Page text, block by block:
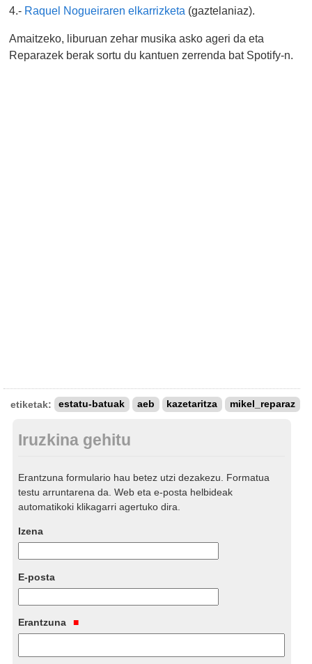
4.- Raquel Nogueiraren elkarrizketa (gaztelaniaz).
Amaitzeko, liburuan zehar musika asko ageri da eta
Reparazek berak sortu du kantuen zerrenda bat Spotify-n.
etiketak: estatu-batuak aeb kazetaritza mikel_reparaz
Iruzkina gehitu
Erantzuna formulario hau betez utzi dezakezu. Formatua
testu arruntarena da. Web eta e-posta helbideak
automatikoki klikagarri agertuko dira.
Izena
E-posta
Erantzuna